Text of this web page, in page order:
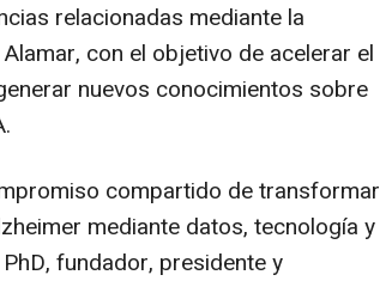
relacionadas mediante la
con el objetivo de acelerar el
nuevos conocimientos sobre
compartido de transformar
mediante datos, tecnología y
fundador, presidente y